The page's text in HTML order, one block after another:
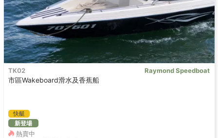
TK02 Raymond Speedboat
市區Wakeboard滑水及香蕉船
快艇
新登場
熱賣中